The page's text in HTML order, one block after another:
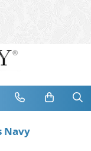
Navy